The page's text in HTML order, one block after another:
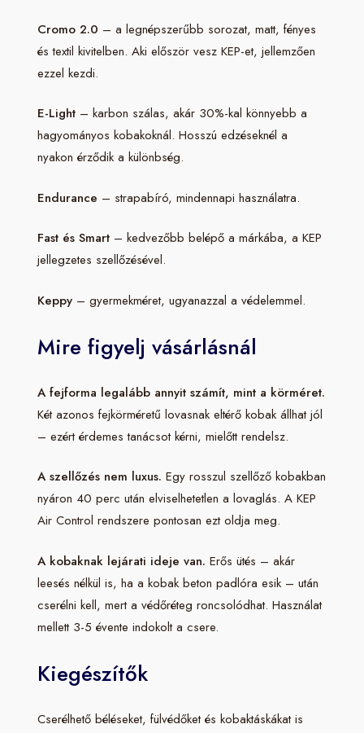
Cromo 2.0 – a legnépszerűbb sorozat, matt, fényes
és textil kivitelben. Aki először vesz KEP-et, jellemzően
ezzel kezdi.
E-Light – karbon szálas, akár 30%-kal könnyebb a
hagyományos kobakoknál. Hosszú edzéseknél a
nyakon érződik a különbség.
Endurance – strapabíró, mindennapi használatra.
Fast és Smart – kedvezőbb belépő a márkába, a KEP
jellegzetes szellőzésével.
Keppy – gyermekméret, ugyanazzal a védelemmel.
Mire figyelj vásárlásnál
A fejforma legalább annyit számít, mint a körméret.
Két azonos fejkörméretű lovasnak eltérő kobak állhat jól
– ezért érdemes tanácsot kérni, mielőtt rendelsz.
A szellőzés nem luxus. Egy rosszul szellőző kobakban
nyáron 40 perc után elviselhetetlen a lovaglás. A KEP
Air Control rendszere pontosan ezt oldja meg.
A kobaknak lejárati ideje van. Erős ütés – akár
leesés nélkül is, ha a kobak beton padlóra esik – után
cserélni kell, mert a védőréteg roncsolódhat. Használat
mellett 3-5 évente indokolt a csere.
Kiegészítők
Cserélhető béléseket, fülvédőket és kobaktáskákat is